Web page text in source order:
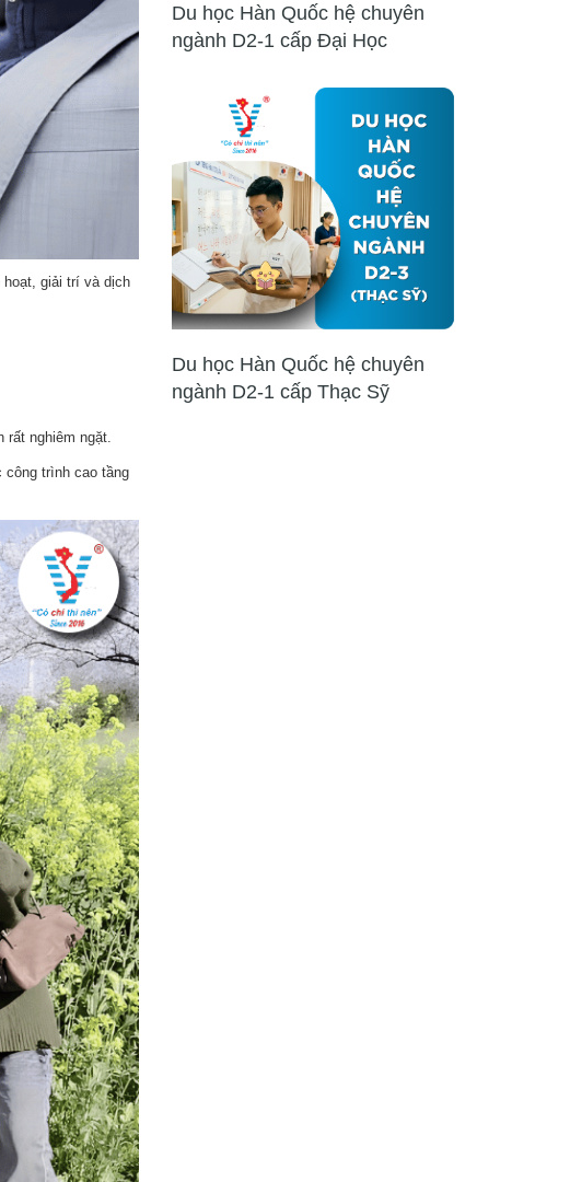
giải trí và dịch
rất nghiêm ngặt.
công trình cao tầng
Du học Hàn Quốc hệ chuyên
ngành D2-1 cấp Đại Học
Du học Hàn Quốc hệ chuyên
ngành D2-1 cấp Thạc Sỹ